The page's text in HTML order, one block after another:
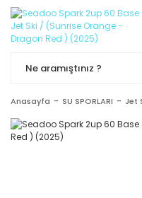
Anasayfa SU SPORLARI Jet